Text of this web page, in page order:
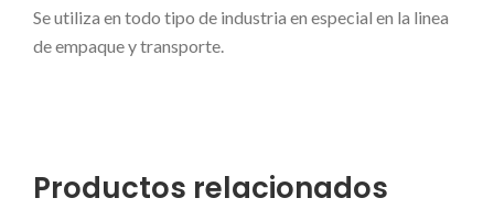
Se utiliza en todo tipo de industria en especial en la linea
de empaque y transporte.
Productos relacionados